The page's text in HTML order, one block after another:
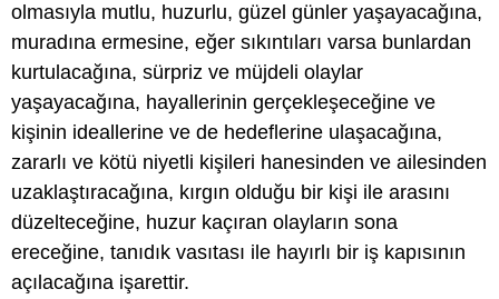
olmasıyla mutlu, huzurlu, güzel günler yaşayacağına,
muradına ermesine, eğer sıkıntıları varsa bunlardan
kurtulacağına, sürpriz ve müjdeli olaylar
yaşayacağına, hayallerinin gerçekleşeceğine ve
kişinin ideallerine ve de hedeflerine ulaşacağına,
zararlı ve kötü niyetli kişileri hanesinden ve ailesinden
uzaklaştıracağına, kırgın olduğu bir kişi ile arasını
düzelteceğine, huzur kaçıran olayların sona
ereceğine, tanıdık vasıtası ile hayırlı bir iş kapısının
açılacağına işarettir.